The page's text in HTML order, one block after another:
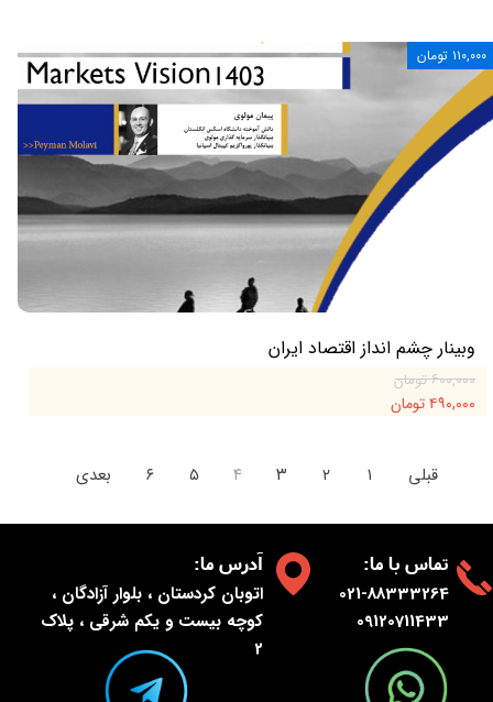
وبینار چشم انداز اقتصاد ایران
۶۰۰,۰۰۰ تومان
۴۹۰,۰۰۰ تومان
۱۱۰,۰۰۰ تومان
قبلی ۱ ۲ ۳ ۴ ۵ ۶ بعدی
:تماس با ما
021-88333264
09120711433
:آدرس ما
اتوبان کردستان ، بلوار آزادگان ،
کوچه بیست و یکم شرقی ، پلاک
2